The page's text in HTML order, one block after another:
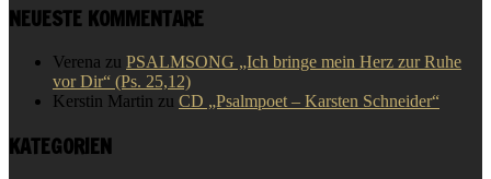
NEUESTE KOMMENTARE
Verena zu PSALMSONG „Ich bringe mein Herz zur Ruhe
vor Dir“ (Ps. 25,12)
Kerstin Martin zu CD „Psalmpoet – Karsten Schneider“
KATEGORIEN